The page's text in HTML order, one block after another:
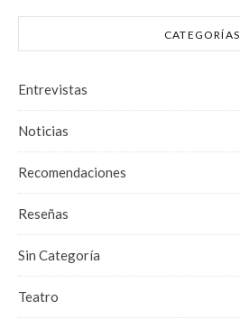
CATEGORÍAS
Entrevistas
Noticias
Recomendaciones
Reseñas
Sin Categoría
Teatro